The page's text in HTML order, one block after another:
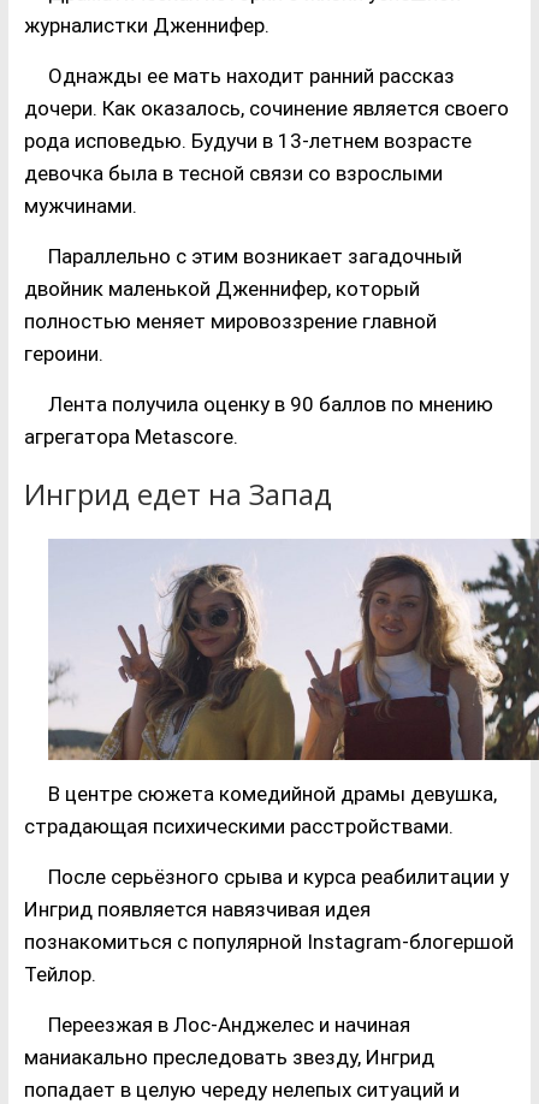
журналистки Дженнифер.
Однажды ее мать находит ранний рассказ
дочери. Как оказалось, сочинение является своего
рода исповедью. Будучи в 13-летнем возрасте
девочка была в тесной связи со взрослыми
мужчинами.
Параллельно с этим возникает загадочный
двойник маленькой Дженнифер, который
полностью меняет мировоззрение главной
героини.
Лента получила оценку в 90 баллов по мнению
агрегатора Metascore.
Ингрид едет на Запад
В центре сюжета комедийной драмы девушка,
страдающая психическими расстройствами.
После серьёзного срыва и курса реабилитации у
Ингрид появляется навязчивая идея
познакомиться с популярной Instagram-блогершой
Тейлор.
Переезжая в Лос-Анджелес и начиная
маниакально преследовать звезду, Ингрид
попадает в целую череду нелепых ситуаций и